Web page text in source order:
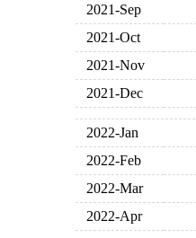
2021-Sep
2021-Oct
2021-Nov
2021-Dec
2022-Jan
2022-Feb
2022-Mar
2022-Apr